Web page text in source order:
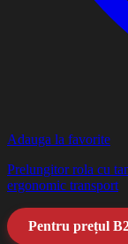
Adauga la favorite
Prelungitor rola cu
ergonomic transport
Pentru prețul